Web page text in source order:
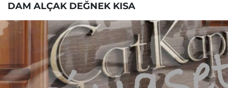
DAM ALÇAK DEĞNEK KISA